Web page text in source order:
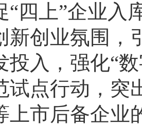
“四上”企业入
新创业氛围，
投入，强化“
试点行动，突
上市后备企业